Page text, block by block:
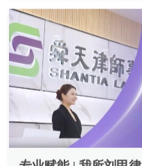
专业赋能 | 我所刘甲
释（二）》专题分享